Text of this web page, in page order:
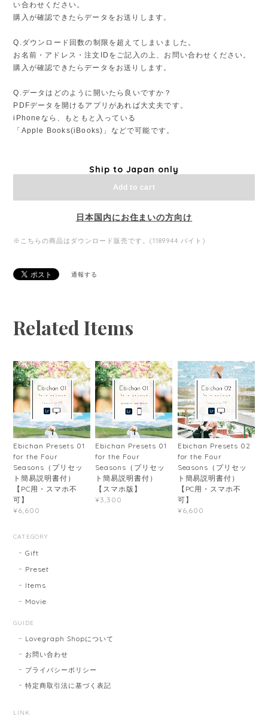
い合わせください。
購入が確認できたらデータをお送りします。
Q.ダウンロード回数の制限を超えてしまいました。
お名前・アドレス・注文IDをご記入の上、お問い合わせください。
購入が確認できたらデータをお送りします。
Q.データはどのように開いたら良いですか？
PDFデータを開けるアプリがあれば大丈夫です。
iPhoneなら、もともと入っている
「Apple Books(iBooks)」などで可能です。
Ship to Japan only
Add to cart
日本国内にお住まいの方向け
※こちらの商品はダウンロード販売です。(1189944 バイト)
通報する
Related Items
Ebichan Presets 01
for the Four
Seasons（プリセッ
ト簡易説明書付）
【PC用・スマホ不
可】
¥6,600
Ebichan Presets 01
for the Four
Seasons（プリセッ
ト簡易説明書付）
【スマホ版】
¥3,300
Ebichan Presets 02
for the Four
Seasons（プリセッ
ト簡易説明書付）
【PC用・スマホ不
可】
¥6,600
CATEGORY
Gift
Preset
Items
Movie
GUIDE
Lovegraph Shopについて
お問い合わせ
プライバシーポリシー
特定商取引法に基づく表記
LINK